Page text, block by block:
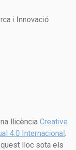
i Innovació
llicència Creative
4.0 Internacional.
lloc sota els